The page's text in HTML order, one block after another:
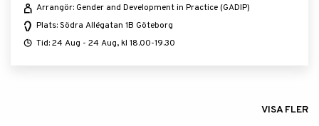
Arrangör: Gender and Development in Practice (GADIP)
Plats: Södra Allégatan 1B Göteborg
Tid: 24 Aug - 24 Aug, kl 18.00-19.30
VISA FLER